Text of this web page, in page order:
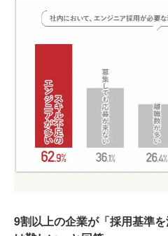
9割以上の企業が「採用基準